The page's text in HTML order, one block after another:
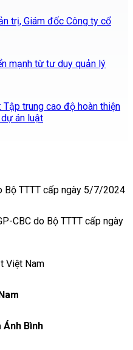
trị, Giám đốc Công ty cổ
mạnh từ tư duy quản lý
Tập trung cao độ hoàn thiện
án luật
Bộ TTTT cấp ngày 5/7/2024
CBC do Bộ TTTT cấp ngày
Việt Nam
Ánh Bình